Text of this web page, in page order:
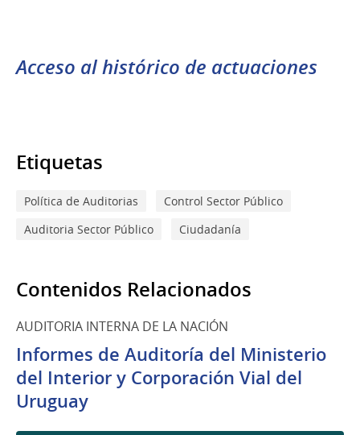
Acceso al histórico de actuaciones
Etiquetas
Política de Auditorias
Control Sector Público
Auditoria Sector Público
Ciudadanía
Contenidos Relacionados
AUDITORIA INTERNA DE LA NACIÓN
Informes de Auditoría del Ministerio
del Interior y Corporación Vial del
Uruguay